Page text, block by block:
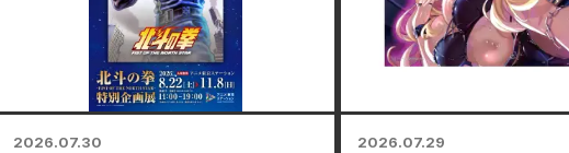
2026.07.30 2026.07.29